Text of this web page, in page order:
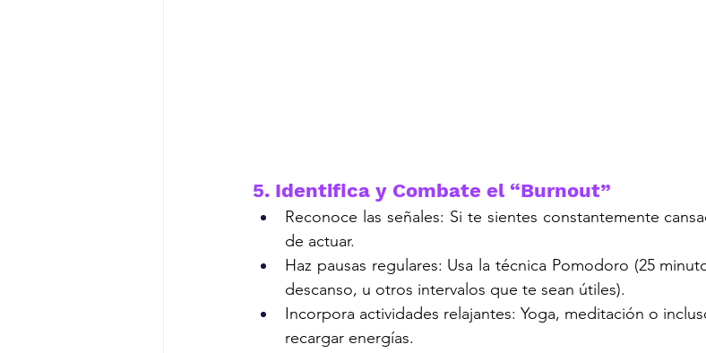
5. Identifica y Combate el “Burnout”
Reconoce las señales: Si te sientes constantemente
de actuar.
Haz pausas regulares: Usa la técnica Pomodoro (25
descanso, u otros intervalos que te sean útiles).
Incorpora actividades relajantes: Yoga, meditación o
recargar energías.